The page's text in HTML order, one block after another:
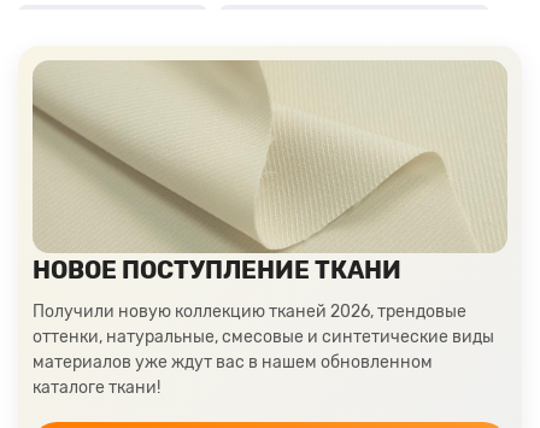
Цвет ткани салатовый
Цвет ткани розовый
Ткани цвета пудра
Ткани персикового цвета
Ткани оранжевого цвета
Ткани оливкового цвета
Цвет ткани мятный
Ткани цвета айвори, молочные оттенки
Ткани лимонного цвета
Ткани красного цвета разных оттенков
Изумрудный цвет ткани
Ткани зеленого цвета
Ткани желтого цвета
Ткани цвета индиго
НОВОЕ ПОСТУПЛЕНИЕ ТКАНИ
Получили новую коллекцию тканей 2026, трендовые
оттенки, натуральные, смесовые и синтетические виды
материалов уже ждут вас в нашем обновленном
каталоге ткани!